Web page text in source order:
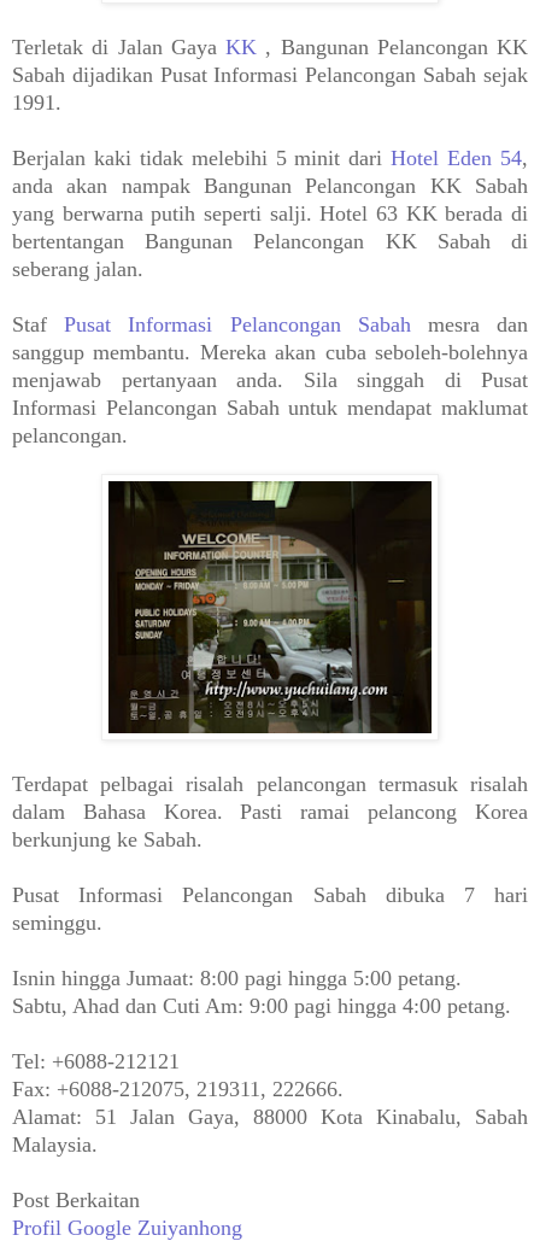
Terletak di Jalan Gaya KK , Bangunan Pelancongan KK
Sabah dijadikan Pusat Informasi Pelancongan Sabah sejak
1991.
Berjalan kaki tidak melebihi 5 minit dariHotel Eden 54,
anda akan nampak Bangunan Pelancongan KK Sabah
yang berwarna putih seperti salji. Hotel 63 KK berada di
bertentangan Bangunan Pelancongan KK Sabah di
seberang jalan.
StafPusat Informasi Pelancongan Sabah mesra dan
sanggup membantu. Mereka akan cuba seboleh-bolehnya
menjawab pertanyaan anda. Sila singgah di Pusat
Informasi Pelancongan Sabah untuk mendapat maklumat
pelancongan.
Terdapat pelbagai risalah pelancongan termasuk risalah
dalam Bahasa Korea. Pasti ramai pelancong Korea
berkunjung ke Sabah.
Pusat Informasi Pelancongan Sabah dibuka 7 hari
seminggu.
Isnin hingga Jumaat: 8:00 pagi hingga 5:00 petang.
Sabtu, Ahad dan Cuti Am: 9:00 pagi hingga 4:00 petang.
Tel: +6088-212121
Fax: +6088-212075, 219311, 222666.
Alamat: 51 Jalan Gaya, 88000 Kota Kinabalu, Sabah
Malaysia.
Post Berkaitan
Profil Google Zuiyanhong